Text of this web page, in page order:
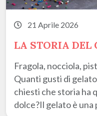
21 Aprile 2026
LA STORIA DEL
Fragola, nocciola,
Quanti gusti di
chiesti che storia ha
dolce?Il gelato è